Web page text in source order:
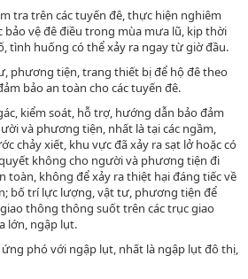
tra trên các tuyến đê, thực hiện nghiêm
bảo vệ đê điều trong mùa mưa lũ, kịp thời
tình huống có thể xảy ra ngay từ giờ đầu.
phương tiện, trang thiết bị để hộ đê theo
bảo an toàn cho các tuyến đê.
kiểm soát, hỗ trợ, hướng dẫn bảo đảm
và phương tiện, nhất là tại các ngầm,
chảy xiết, khu vực đã xảy ra sạt lở hoặc có
không cho người và phương tiện đi
toàn, không để xảy ra thiệt hại đáng tiếc về
bố trí lực lượng, vật tư, phương tiện để
thông thông suốt trên các trục giao
lớn, ngập lụt.
ứng phó với ngập lụt, nhất là ngập lụt đô thị,